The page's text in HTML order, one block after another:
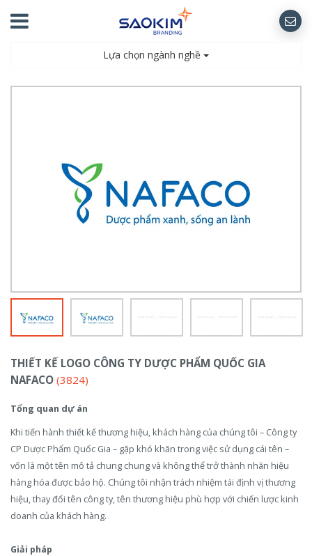
Lựa chọn ngành nghề
THIẾT KẾ LOGO CÔNG TY DƯỢC PHẨM QUỐC GIA
NAFACO (3824)
Tổng quan dự án
Khi tiến hành thiết kế thương hiệu, khách hàng của chúng tôi – Công ty
CP Dược Phẩm Quốc Gia – gặp khó khăn trong việc sử dụng cái tên –
vốn là một tên mô tả chung chung và không thể trở thành nhãn hiệu
hàng hóa được bảo hộ. Chúng tôi nhận trách nhiệm tái định vị thương
hiệu, thay đổi tên công ty, tên thương hiệu phù hợp với chiến lược kinh
doanh của khách hàng.
Giải pháp